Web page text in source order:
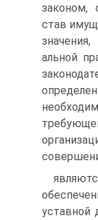
законом,
став
альной
устав­ной